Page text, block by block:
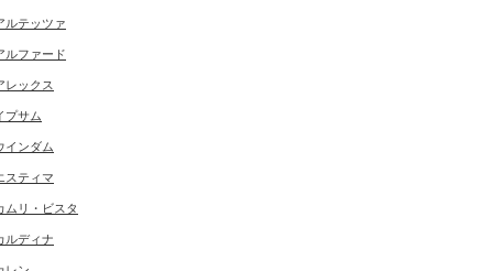
ルテッツァ
ルファード
レックス
プサム
インダム
スティマ
ムリ・ビスタ
ルディナ